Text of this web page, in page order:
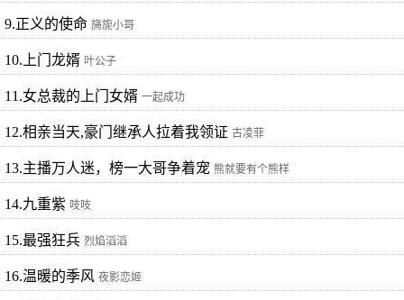
9.正义的使命 旖旎小哥
10.上门龙婿 叶公子
11.女总裁的上门女婿 一起成功
12.相亲当天,豪门继承人拉着我领证 古凌菲
13.主播万人迷，榜一大哥争着宠 熊就要有个熊样
14.九重紫 吱吱
15.最强狂兵 烈焰滔滔
16.温暖的季风 夜影恋姬